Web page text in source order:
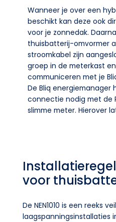
Wanneer je over een
beschikt kan deze ook
voor je zonnedak.
thuisbatterij-omvormer
stroomkabel zijn
groep in de meterkast
communiceren met je
De Bliq energiemanager
connectie nodig met de
slimme meter. Hierover
voor
De NEN1010 is een reeks
laagspanningsinstallaties